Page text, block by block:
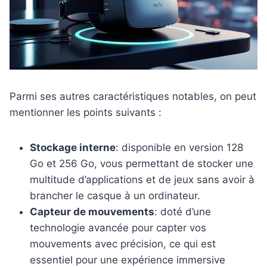
Parmi ses autres caractéristiques notables, on peut
mentionner les points suivants :
Stockage interne: disponible en version 128
Go et 256 Go, vous permettant de stocker une
multitude d’applications et de jeux sans avoir à
brancher le casque à un ordinateur.
Capteur de mouvements: doté d’une
technologie avancée pour capter vos
mouvements avec précision, ce qui est
essentiel pour une expérience immersive